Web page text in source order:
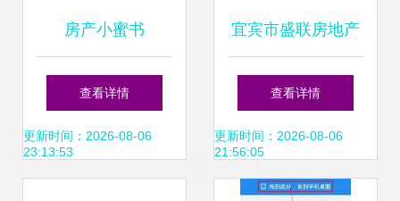
房产小蜜书
v3.8.6.2 房地产经
纪服务新体验，安
查看详情
更新时间：2026-08-06
23:13:53
宜宾市盛联房地产
专业经纪服务，助
力安居梦想
查看详情
更新时间：2026-08-06
21:56:05